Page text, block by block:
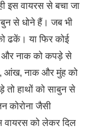
इस वायरस से बचा जा
से धोने हैं। जब भी
ढकें। या फिर कोई
और नाक को कपड़े से
आंख, नाक और मुंह को
हाथों को साबुन से
कोरोना जैसी
को लेकर दिल